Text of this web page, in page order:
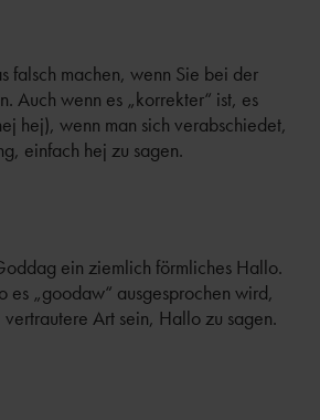
falsch machen, wenn Sie bei der
Auch wenn es „korrekter“ ist, es
hej), wenn man sich verabschiedet,
einfach hej zu sagen.
ein ziemlich förmliches Hallo.
es „goodaw“ ausgesprochen wird,
Art sein, Hallo zu sagen.